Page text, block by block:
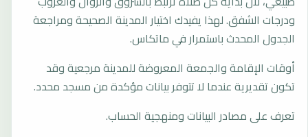
ودرجات الشفق. لهذا يفيدك اختيار المدينة الصحيحة ومراجعة
الجدول المحدث باستمرار في ماتكاس.
أوقات الإقامة والجمعة المعروضة للمدينة مرجعية وقد
تكون تقديرية عندما لا تتوفر بيانات مؤكدة من مسجد محدد.
تعرف على مصادر البيانات ومنهجية الحساب.